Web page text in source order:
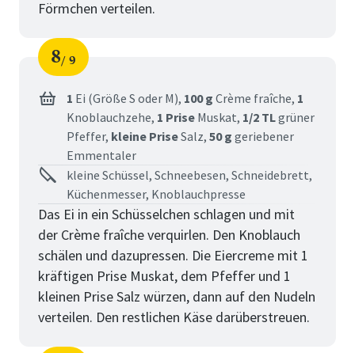
Förmchen verteilen.
Schritt
8
von
9
1 Ei (Größe S oder M), 100 g Crème fraîche, 1
Knoblauchzehe, 1 Prise Muskat, 1/2 TLgrüner
Pfeffer, kleine PriseSalz, 50 g geriebener
Emmentaler
kleine Schüssel, Schneebesen, Schneidebrett,
Küchenmesser, Knoblauchpresse
Das Ei in ein Schüsselchen schlagen und mit
der Crème fraîche verquirlen. Den Knoblauch
schälen und dazupressen. Die Eiercreme mit 1
kräftigen Prise Muskat, dem Pfeffer und 1
kleinen Prise Salz würzen, dann auf den Nudeln
verteilen. Den restlichen Käse darüberstreuen.